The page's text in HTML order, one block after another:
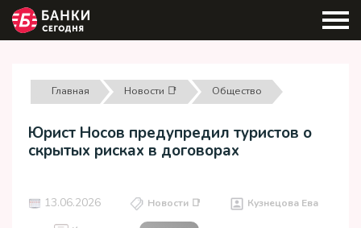
Главная Новости 📑 Общество
Юрист Носов предупредил туристов о
скрытых рисках в договорах
13.06.2026 Новости 📑 Кузнецова Ева